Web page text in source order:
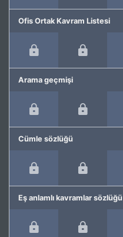
Ofis Ortak Kavram Listesi
Arama geçmişi
Cümle sözlüğü
Eş anlamlı kavramlar sözlüğü